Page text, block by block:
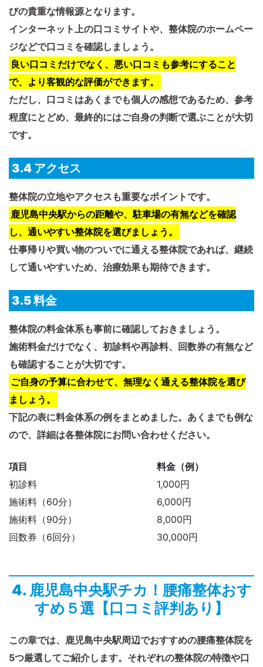
びの貴重な情報源となります。
インターネット上の口コミサイトや、整体院のホームペー
ジなどで口コミを確認しましょう。
良い口コミだけでなく、悪い口コミも参考にすること
で、より客観的な評価ができます。
ただし、口コミはあくまでも個人の感想であるため、参考
程度にとどめ、最終的にはご自身の判断で選ぶことが大切
です。
3.4 アクセス
整体院の立地やアクセスも重要なポイントです。
鹿児島中央駅からの距離や、駐車場の有無などを確認
し、通いやすい整体院を選びましょう。
仕事帰りや買い物のついでに通える整体院であれば、継続
して通いやすいため、治療効果も期待できます。
3.5 料金
整体院の料金体系も事前に確認しておきましょう。
施術料金だけでなく、初診料や再診料、回数券の有無など
も確認することが大切です。
ご自身の予算に合わせて、無理なく通える整体院を選び
ましょう。
下記の表に料金体系の例をまとめました。あくまでも例な
ので、詳細は各整体院にお問い合わせください。
項目
料金（例）
初診料
1,000円
施術料（60分）
6,000円
施術料（90分）
8,000円
回数券（6回分）
30,000円
4. 鹿児島中央駅チカ！腰痛整体おす
すめ５選【口コミ評判あり】
この章では、鹿児島中央駅周辺でおすすめの腰痛整体院を
5つ厳選してご紹介します。それぞれの整体院の特徴や口